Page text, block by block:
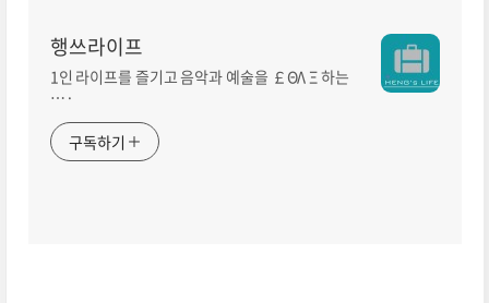
행쓰라이프
1인 라이프를 즐기고 음악과 예술을 ￡ΘΛ Ξ 하는
…·
구독하기